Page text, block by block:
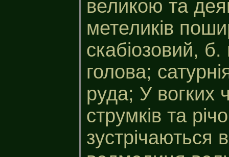
великою та
метеликів
скабіозовий,
голова;
руда; У вогких
струмків та
зустрічаються